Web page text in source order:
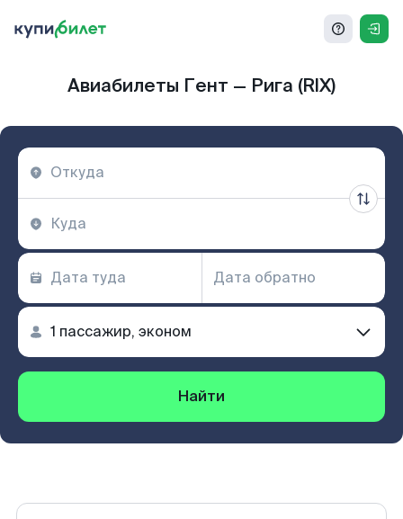
Авиабилеты Гент — Рига (RIX)
Найти